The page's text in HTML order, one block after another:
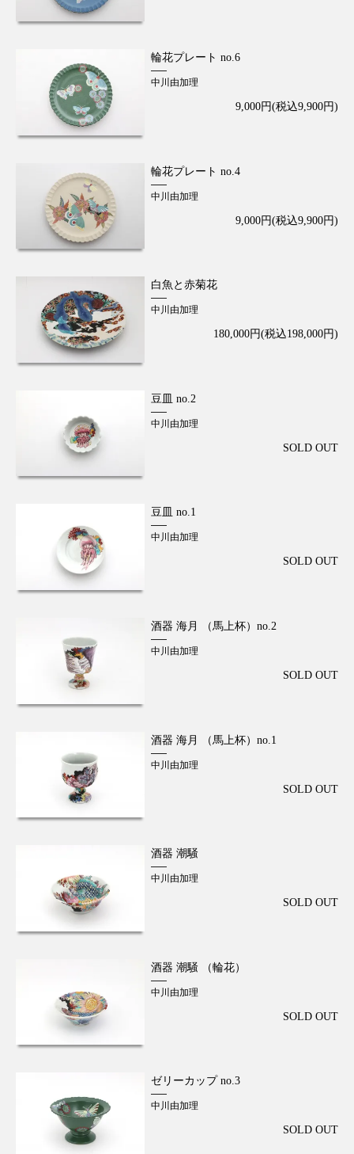
輪花プレート no.6
中川由加理
9,000円(税込9,900円)
輪花プレート no.4
中川由加理
9,000円(税込9,900円)
白魚と赤菊花
中川由加理
180,000円(税込198,000円)
豆皿 no.2
中川由加理
SOLD OUT
豆皿 no.1
中川由加理
SOLD OUT
酒器 海月 （馬上杯）no.2
中川由加理
SOLD OUT
酒器 海月 （馬上杯）no.1
中川由加理
SOLD OUT
酒器 潮騒
中川由加理
SOLD OUT
酒器 潮騒 （輪花）
中川由加理
SOLD OUT
ゼリーカップ no.3
中川由加理
SOLD OUT